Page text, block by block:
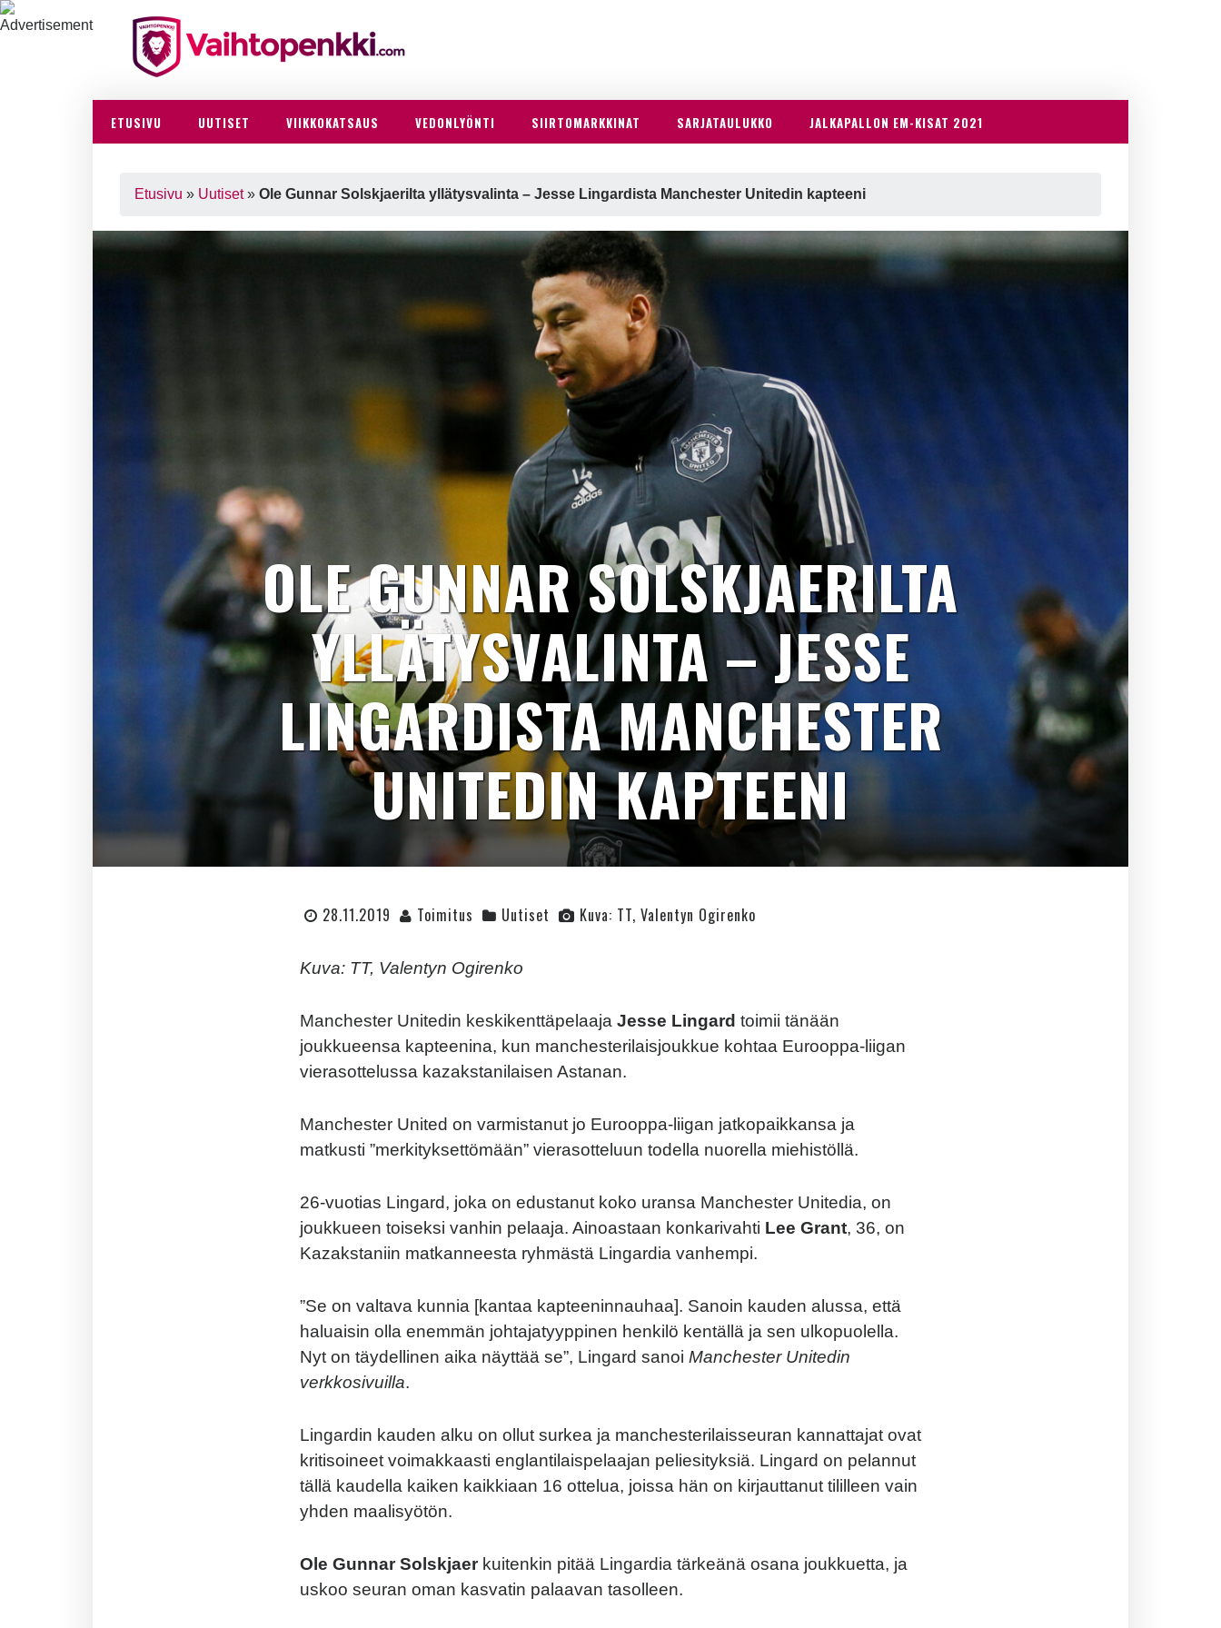
ETUSIVU UUTISET VIIKKOKATSAUS VEDONLYÖNTI SIIRTOMARKKINAT SARJATAULUKKO JALKAPALLON EM-KISAT 2021
Etusivu » Uutiset» Ole Gunnar Solskjaerilta yllätysvalinta – Jesse Lingardista Manchester Unitedin kapteeni
OLE GUNNAR SOLSKJAERILTA
YLLÄTYSVALINTA – JESSE
LINGARDISTA MANCHESTER
UNITEDIN KAPTEENI
28.11.2019 Toimitus Uutiset Kuva: TT, Valentyn Ogirenko
Kuva: TT, Valentyn Ogirenko
Manchester Unitedin keskikenttäpelaaja Jesse Lingard toimii tänään
joukkueensa kapteenina, kun manchesterilaisjoukkue kohtaa Eurooppa-liigan
vierasottelussa kazakstanilaisen Astanan.
Manchester United on varmistanut jo Eurooppa-liigan jatkopaikkansa ja
matkusti ”merkityksettömään” vierasotteluun todella nuorella miehistöllä.
26-vuotias Lingard, joka on edustanut koko uransa Manchester Unitedia, on
joukkueen toiseksi vanhin pelaaja. Ainoastaan konkarivahti Lee Grant, 36, on
Kazakstaniin matkanneesta ryhmästä Lingardia vanhempi.
”Se on valtava kunnia [kantaa kapteeninnauhaa]. Sanoin kauden alussa, että
haluaisin olla enemmän johtajatyyppinen henkilö kentällä ja sen ulkopuolella.
Nyt on täydellinen aika näyttää se”, Lingard sanoi Manchester Unitedin
verkkosivuilla.
Lingardin kauden alku on ollut surkea ja manchesterilaisseuran kannattajat ovat
kritisoineet voimakkaasti englantilaispelaajan peliesityksiä. Lingard on pelannut
tällä kaudella kaiken kaikkiaan 16 ottelua, joissa hän on kirjauttanut tililleen vain
yhden maalisyötön.
Ole Gunnar Solskjaerkuitenkin pitää Lingardia tärkeänä osana joukkuetta, ja
uskoo seuran oman kasvatin palaavan tasolleen.